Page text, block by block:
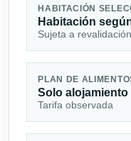
HABITACIÓN
Habitación
Sujeta a revalidación
PLAN DE
Solo alojamiento
Tarifa observada